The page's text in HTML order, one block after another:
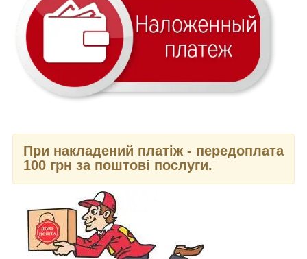
При накладений платіж - передоплата
100 грн за поштові послуги.